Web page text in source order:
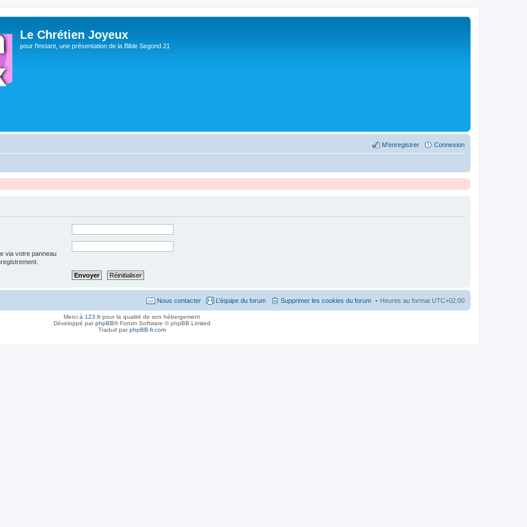
Le Chrétien Joyeux
pour l'instant, une présentation de la Bible Segond 21
Connexion
M’enregistrer
via votre panneau
Heures au format UTC+02:00
Supprimer les cookies du forum
L’équipe du forum
Nous contacter
Merci à 123.frpour la qualité de son hébergement
Développé parphpBB® Forum Software © phpBB Limited
Traduit parphpBB-fr.com